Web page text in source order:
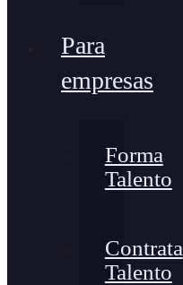
Para
empresas
Forma
Talento
Contrata
Talento